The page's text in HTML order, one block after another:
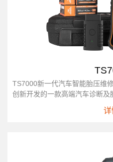
TS7000新一代汽车智能胎压维
创新开发的一款高端汽车诊断及
详